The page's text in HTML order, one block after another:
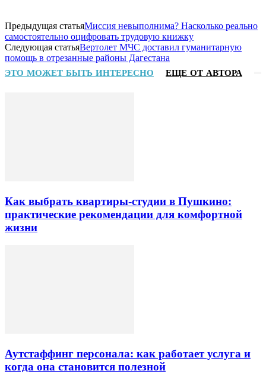
Предыдущая статьяМиссия невыполнима? Насколько реально
самостоятельно оцифровать трудовую книжку
Следующая статьяВертолет МЧС доставил гуманитарную
помощь в отрезанные районы Дагестана
ЭТО МОЖЕТ БЫТЬ ИНТЕРЕСНО ЕЩЕ ОТ АВТОРА
Как выбрать квартиры-студии в Пушкино:
практические рекомендации для комфортной
жизни
Аутстаффинг персонала: как работает услуга и
когда она становится полезной